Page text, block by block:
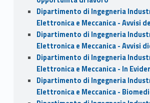
Dipartimento di Ingegneria
Elettronica e Meccanica - Avvisi
Dipartimento di Ingegneria
Elettronica e Meccanica - Avvisi
Dipartimento di Ingegneria
Elettronica e Meccanica - In
Dipartimento di Ingegneria
Elettronica e Meccanica -